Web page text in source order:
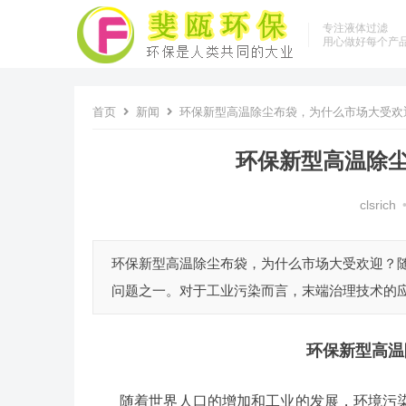
专注液体过滤
用心做好每个产
首页 新闻 环保新型高温除尘布袋，为什么市场大受欢
环保新型高温除
clsrich •
环保新型高温除尘布袋，为什么市场大受欢迎
问题之一。对于工业污染而言，末端治理技术
环保新型高
随着世界人口的增加和工业的发展，环境